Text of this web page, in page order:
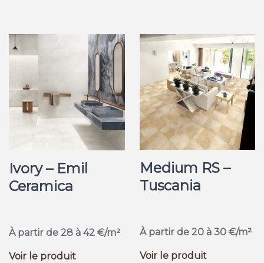
Ivory – Emil
Ceramica
À partir de 28 à 42 €/m²
Voir le produit
Medium RS –
Tuscania
À partir de 20 à 30 €/m²
Voir le produit